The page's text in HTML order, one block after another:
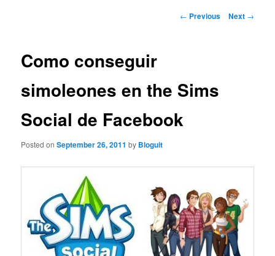
Post
← Previous Next →
Como conseguir
simoleones en the Sims
Social de Facebook
Posted onSeptember 26, 2011 by Bloguit